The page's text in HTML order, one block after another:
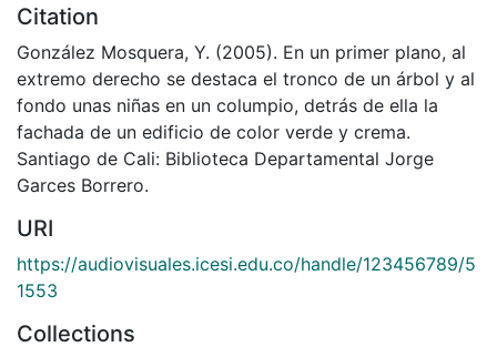
Citation
González Mosquera, Y. (2005). En un primer plano, al
extremo derecho se destaca el tronco de un árbol y al
fondo unas niñas en un columpio, detrás de ella la
fachada de un edificio de color verde y crema.
Santiago de Cali: Biblioteca Departamental Jorge
Garces Borrero.
URI
https://audiovisuales.icesi.edu.co/handle/123456789/5
1553
Collections